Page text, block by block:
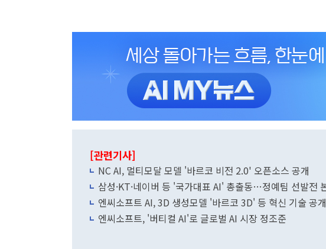
[관련기사]
NC AI, 멀티모달 모델 '바르코 비전 2.0' 오픈소스 공개
삼성·KT·네이버 등 '국가대표 AI' 총출동…정예팀 선발전
엔씨소프트 AI, 3D 생성모델 '바르코 3D' 등 혁신 기술 공개
엔씨소프트, '버티컬 AI'로 글로벌 AI 시장 정조준